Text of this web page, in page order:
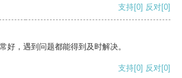
支持[0] 反对[0]
好，遇到问题都能得到及时解决。
支持[0] 反对[0]